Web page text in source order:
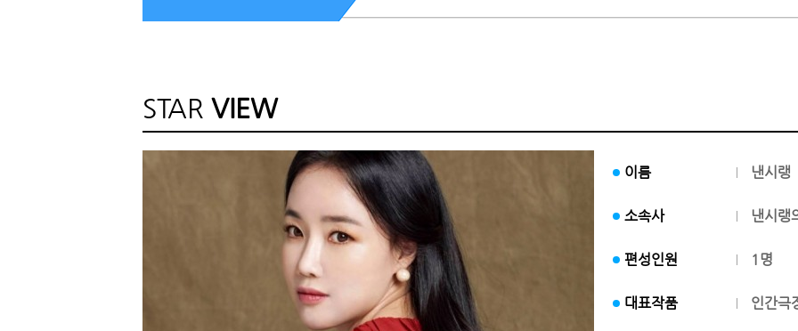
STAR VIEW
이름 낸시랭
소속사 낸시랭
편성인원 1명
대표작품 인간극